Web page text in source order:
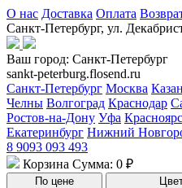
О нас Доставка Оплата
Санкт-Петербург, ул.
Ваш город: Санкт-Петербург
sankt-peterburg.flosend.ru
Санкт-Петербург Москва
Челны Волгоград Краснодар
Ростов-на-Дону Уфа
Екатеринбург Нижний
8 9093 093 493
Корзина Сумма: 0 ₽
По цене